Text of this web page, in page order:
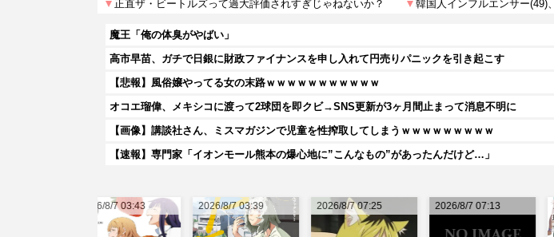
魔王「俺の体臭がやばい」
高市早苗、ガチで日銀に財政ファイナンスを申し入れて円売りパニックを引き起こす
【悲報】風俗嬢やってる女の末路ｗｗｗｗｗｗｗｗｗｗｗ
オコエ瑠偉、メキシコに渡って2球団を即クビ→SNS更新が3ヶ月間止まって消息不明に
【画像】講談社さん、ミスマガジンで児童を性搾取してしまうｗｗｗｗｗｗｗｗｗ
【速報】専門家「イオンモール熊本の爆心地に”こんなもの”があったんだけど…」
2026/8/7 07:25 2026/8/7 07:13 2026/8/7 06:49
2026/8/7 03:39